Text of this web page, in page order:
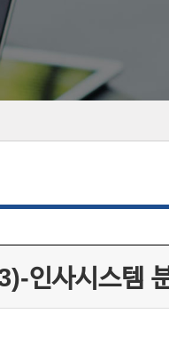
인사시스템